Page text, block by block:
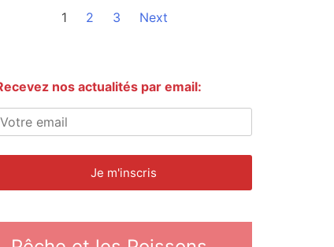
1 2 3 Next
nos actualités par email: